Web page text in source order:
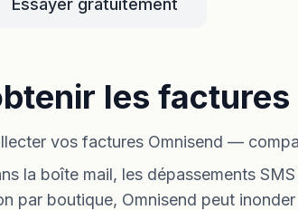
Essayer gratuitement
les
vos factures Omnisend —
la boîte mail, les dépassements
par boutique, Omnisend peut